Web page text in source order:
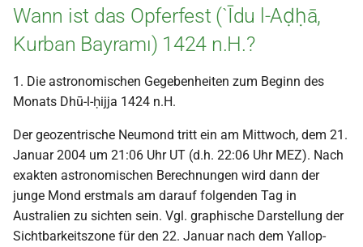
Wann ist das Opferfest (`Īdu l-Aḍḥā,
Kurban Bayramı) 1424 n.H.?
1. Die astronomischen Gegebenheiten zum Beginn des
Monats Dhū-l-ḥijja 1424 n.H.
Der geozentrische Neumond tritt ein am Mittwoch, dem 21.
Januar 2004 um 21:06 Uhr UT (d.h. 22:06 Uhr MEZ). Nach
exakten astronomischen Berechnungen wird dann der
junge Mond erstmals am darauf folgenden Tag in
Australien zu sichten sein. Vgl. graphische Darstellung der
Sichtbarkeitszone für den 22. Januar nach dem Yallop-